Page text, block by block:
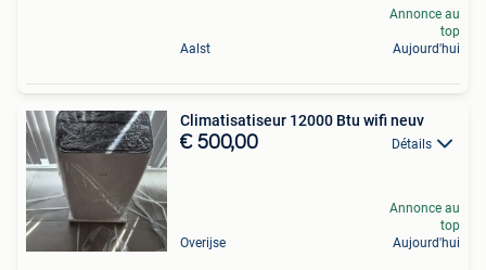
Aalst
Annonce au
top
Aujourd'hui
Climatisatiseur 12000 Btu wifi neuv
€ 500,00 Détails
Overijse
Annonce au
top
Aujourd'hui